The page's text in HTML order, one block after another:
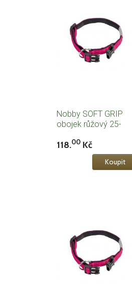
Nobby SOFT GRIP
obojek růžový 25-
118.00 Kč